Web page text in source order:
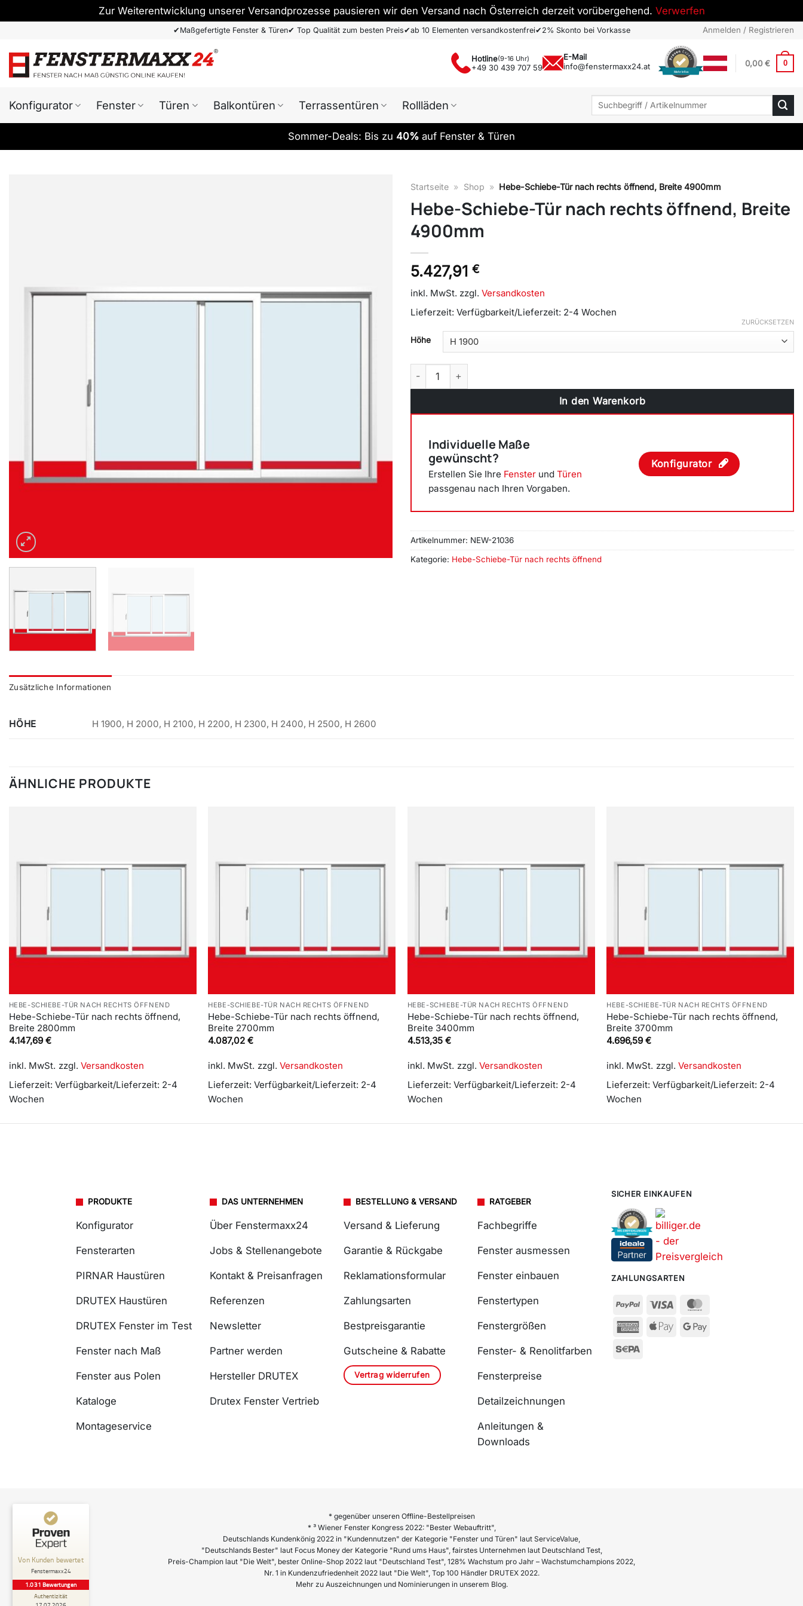
Zur Weiterentwicklung unserer Versandprozesse pausieren wir den Versand nach Österreich derzeit vorübergehend. Verwerfen
springen
✔Maßgefertigte Fenster & Türen✔ Top Qualität zum besten Preis✔ab 10 Elementen versandkostenfrei✔2% Skonto bei Vorkasse Anmelden / Registrieren
Hotline(9-16 Uhr)
+49 30 439 707 59
E-Mail
info@fenstermaxx24.at
Mehr Infos
0,00€ 0
Konfigurator Fenster Türen Balkontüren Terrassentüren Rollläden
Suchen
Sommer-Deals: Bis zu 40% auf Fenster & Türen
Startseite » Shop » Hebe-Schiebe-Tür nach rechts öffnend, Breite 4900mm
Hebe-Schiebe-Tür nach rechts öffnend, Breite
4900mm
5.427,91 €
inkl. MwSt. zzgl. Versandkosten
Lieferzeit: Verfügbarkeit/Lieferzeit: 2-4 Wochen
Höhe
ZURÜCKSETZEN
Hebe-Schiebe-Tür nach rechts öffnend, Breite 4900mm Menge
In den Warenkorb
Individuelle Maße
gewünscht?
Erstellen Sie Ihre Fenster und Türen
passgenau nach Ihren Vorgaben.
Konfigurator
Artikelnummer: NEW-21036
Kategorie: Hebe-Schiebe-Tür nach rechts öffnend
Zusätzliche Informationen
HÖHE H 1900, H 2000, H 2100, H 2200, H 2300, H 2400, H 2500, H 2600
ÄHNLICHE PRODUKTE
HEBE-SCHIEBE-TÜR NACH RECHTS ÖFFNEND
Hebe-Schiebe-Tür nach rechts öffnend,
Breite 2800mm
4.147,69 €
inkl. MwSt. zzgl. Versandkosten
Lieferzeit: Verfügbarkeit/Lieferzeit: 2-4
Wochen
HEBE-SCHIEBE-TÜR NACH RECHTS ÖFFNEND
Hebe-Schiebe-Tür nach rechts öffnend,
Breite 2700mm
4.087,02€
inkl. MwSt. zzgl.Versandkosten
Lieferzeit:Verfügbarkeit/Lieferzeit: 2-4
Wochen
HEBE-SCHIEBE-TÜR NACH RECHTS ÖFFNEND
Hebe-Schiebe-Tür nach rechts öffnend,
Breite 3400mm
4.513,35 €
inkl. MwSt. zzgl. Versandkosten
Lieferzeit: Verfügbarkeit/Lieferzeit: 2-4
Wochen
HEBE-SCHIEBE-TÜR NACH RECHTS ÖFFNEND
Hebe-Schiebe-Tür nach rechts öffnend,
Breite 3700mm
4.696,59€
inkl. MwSt. zzgl.Versandkosten
Lieferzeit:Verfügbarkeit/Lieferzeit: 2-4
Wochen
PRODUKTE
Konfigurator
Fensterarten
PIRNAR Haustüren
DRUTEX Haustüren
DRUTEX Fenster im Test
Fenster nach Maß
Fenster aus Polen
Kataloge
Montageservice
DAS UNTERNEHMEN
Über Fenstermaxx24
Jobs & Stellenangebote
Kontakt & Preisanfragen
Referenzen
Newsletter
Partner werden
Hersteller DRUTEX
Drutex Fenster Vertrieb
BESTELLUNG & VERSAND
Versand & Lieferung
Garantie & Rückgabe
Reklamationsformular
Zahlungsarten
Bestpreisgarantie
Gutscheine & Rabatte
Vertrag widerrufen
RATGEBER
Fachbegriffe
Fenster ausmessen
Fenster einbauen
Fenstertypen
Fenstergrößen
Fenster- & Renolitfarben
Fensterpreise
Detailzeichnungen
Anleitungen &
Downloads
SICHER EINKAUFEN
ZAHLUNGSARTEN
* gegenüber unseren Offline-Bestellpreisen
* ³ Wiener Fenster Kongress 2022: "Bester Webauftritt",
Deutschlands Kundenkönig 2022 in "Kundennutzen" der Kategorie "Fenster und Türen" laut ServiceValue,
"Deutschlands Bester" laut Focus Money der Kategorie "Rund ums Haus", fairstes Unternehmen laut Deutschland Test,
Preis-Champion laut "Die Welt", bester Online-Shop 2022 laut "Deutschland Test", 128% Wachstum pro Jahr – Wachstumchampions 2022,
Nr. 1 in Kundenzufriedenheit 2022 laut "Die Welt", Top 100 Händler DRUTEX 2022.
Mehr zu Auszeichnungen und Nominierungen in unserem Blog.